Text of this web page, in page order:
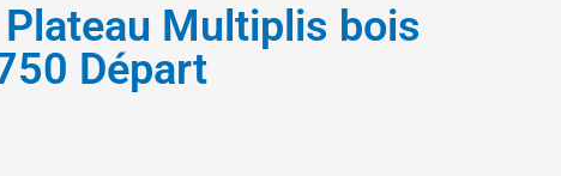
Multiplis bois
Départ